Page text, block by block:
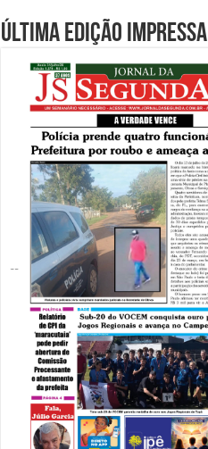
Última edição impressa